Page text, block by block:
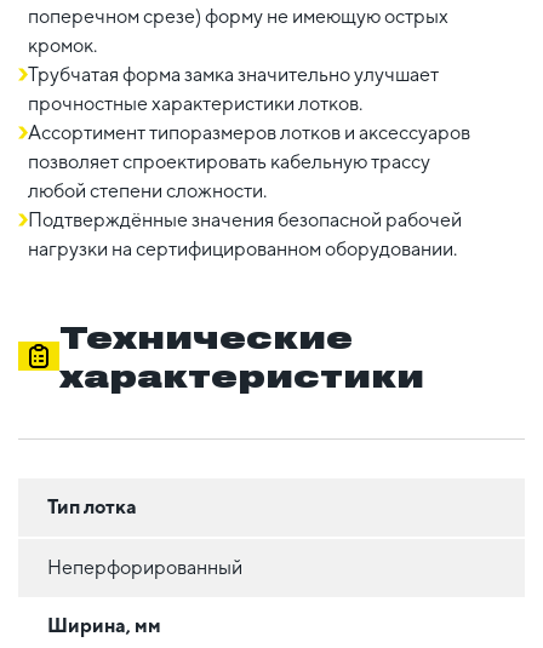
поперечном срезе) форму не имеющую острых
кромок.
Трубчатая форма замка значительно улучшает
прочностные характеристики лотков.
Ассортимент типоразмеров лотков и аксессуаров
позволяет спроектировать кабельную трассу
любой степени сложности.
Подтверждённые значения безопасной рабочей
нагрузки на сертифицированном оборудовании.
Технические
характеристики
Тип лотка
Неперфорированный
Ширина, мм